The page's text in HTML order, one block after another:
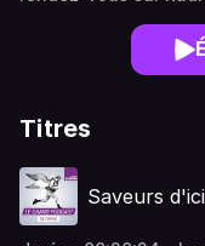
Titres
Saveurs